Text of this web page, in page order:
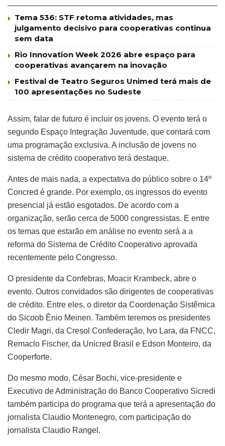
Tema 536: STF retoma atividades, mas
julgamento decisivo para cooperativas continua
sem data
Rio Innovation Week 2026 abre espaço para
cooperativas avançarem na inovação
Festival de Teatro Seguros Unimed terá mais de
100 apresentações no Sudeste
Assim, falar de futuro é incluir os jovens. O evento terá o
segundo Espaço Integração Juventude, que contará com
uma programação exclusiva. A inclusão de jovens no
sistema de crédito cooperativo terá destaque.
Antes de mais nada, a expectativa do público sobre o 14º
Concred é grande. Por exemplo, os ingressos do evento
presencial já estão esgotados. De acordo com a
organização, serão cerca de 5000 congressistas. E entre
os temas que estarão em análise no evento será a a
reforma do Sistema de Crédito Cooperativo aprovada
recentemente pelo Congresso.
O presidente da Confebras, Moacir Krambeck, abre o
evento. Outros convidados são dirigentes de cooperativas
de crédito. Entre eles, o diretor da Coordenação Sistêmica
do Sicoob Ênio Meinen. Também teremos os presidentes
Cledir Magri, da Cresol Confederação, Ivo Lara, da FNCC,
Remaclo Fischer, da Unicred Brasil e Edson Monteiro, da
Cooperforte.
Do mesmo modo, César Bochi, vice-presidente e
Executivo de Administração do Banco Cooperativo Sicredi
também participa do programa que terá a apresentação do
jornalista Claudio Montenegro, com participação do
jornalista Claudio Rangel.